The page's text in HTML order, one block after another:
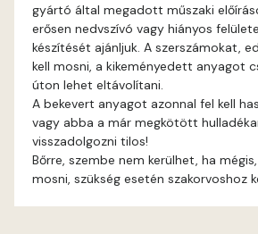
Gecco-
Gecco-
Gold-yellow
Gold-yellow
gyártó által megadott műszaki
erősen nedvszívó vagy hiányos
készítését ajánljuk. A szerszámokat,
kell mosni, a kikeményedett anyagot
úton lehet eltávolítani.
A bekevert anyagot azonnal fel kell
vagy abba a már megkötött
visszadolgozni tilos!
Bőrre, szembe nem kerülhet, ha
mosni, szükség esetén szakorvoshoz